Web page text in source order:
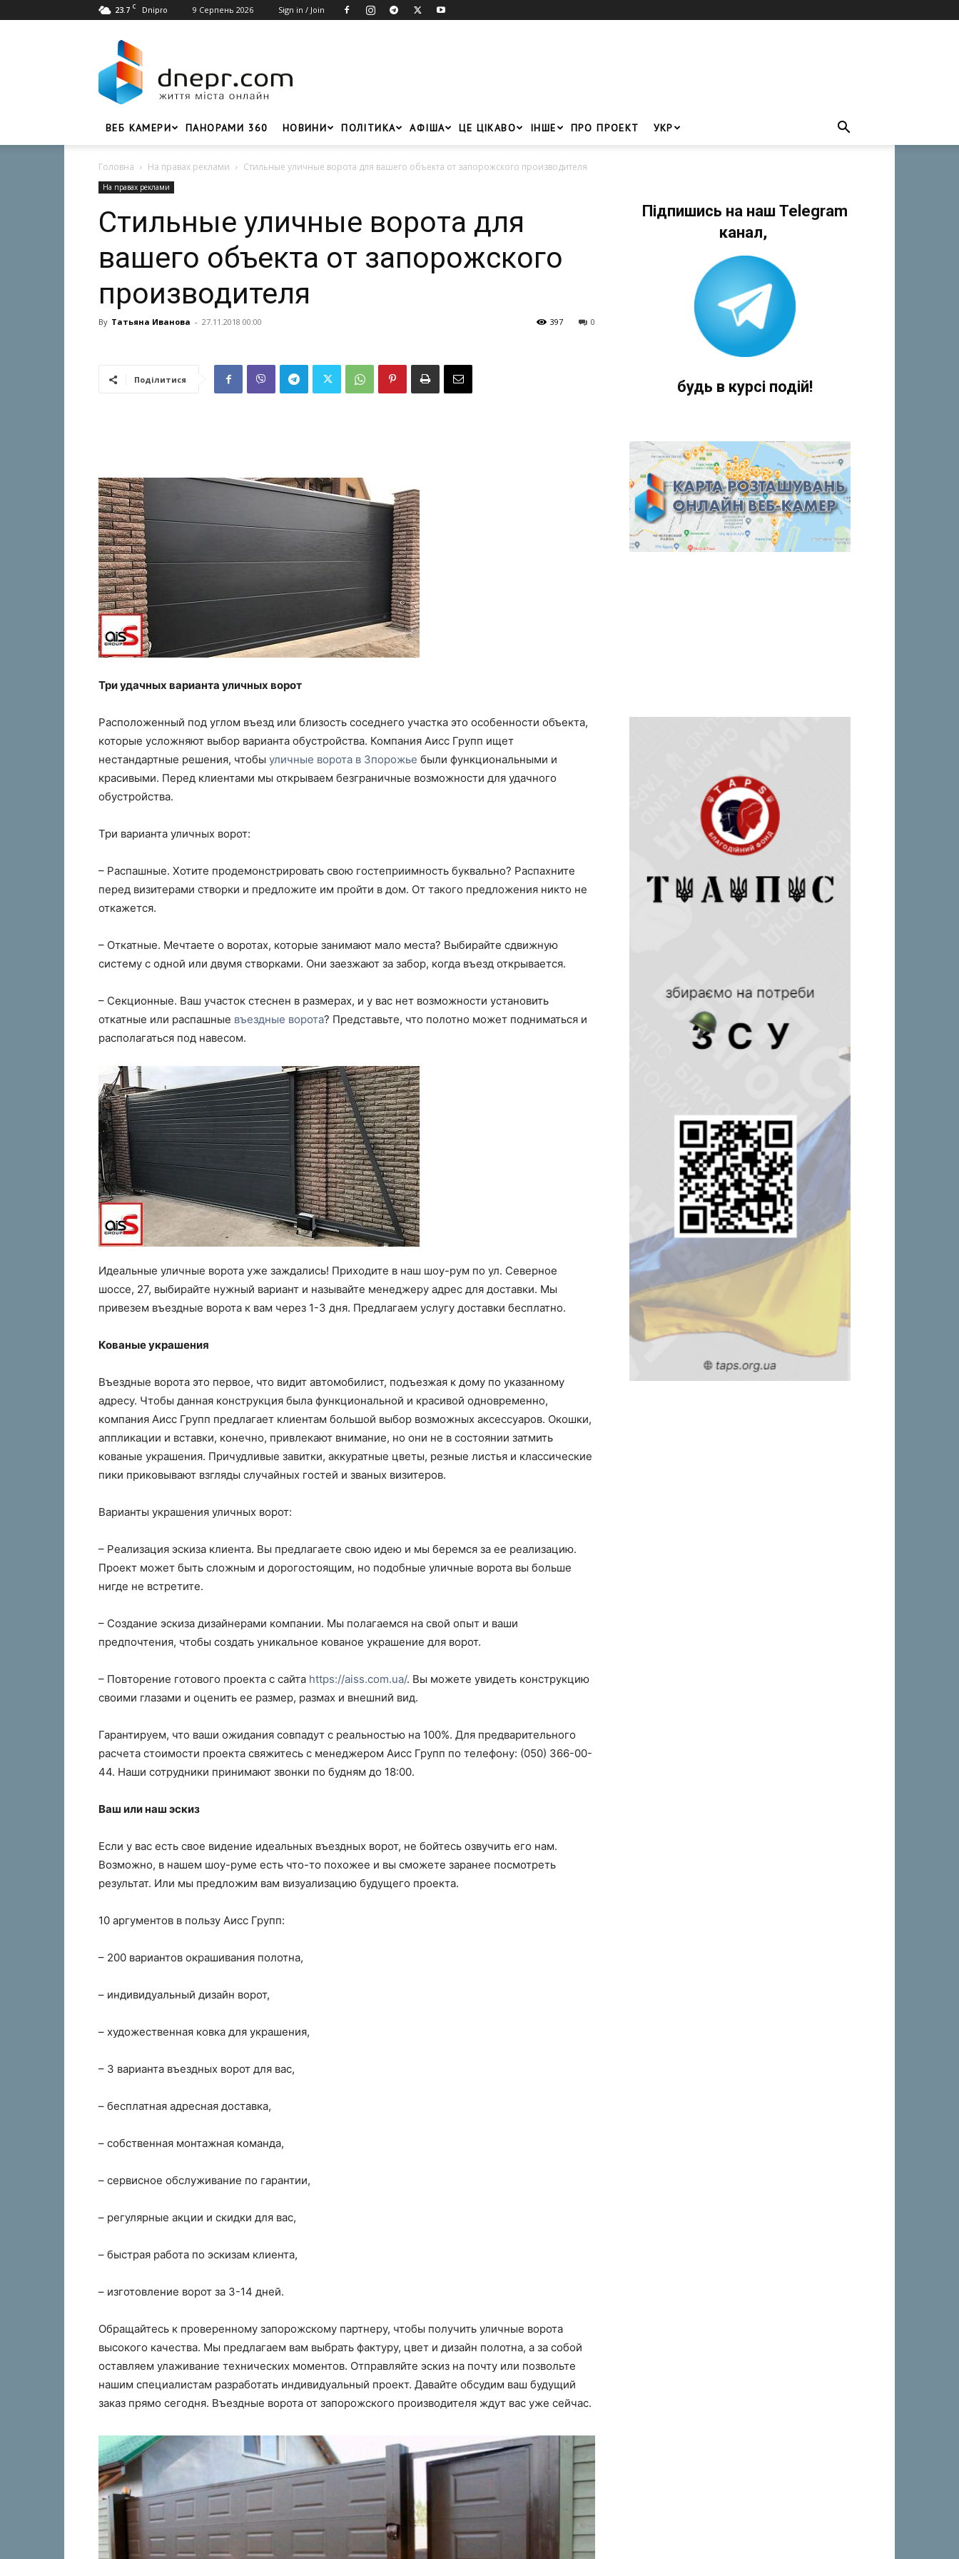
23.7 C Dnipro 9 Серпень 2026 Sign in / Join
Головний
портал
Дніпра
ВЕБ КАМЕРИ ПАНОРАМИ 360 НОВИНИ ПОЛІТИКА АФІША ЦЕ ЦІКАВО ІНШЕ ПРО ПРОЕКТ УКР
Головна На правах реклами Стильные уличные ворота для вашего объекта от запорожского производителя
На правах реклами
Стильные уличные ворота для
вашего объекта от запорожского
производителя
By Татьяна Иванова - 27.11.2018 00:00 0
397
Поділитися
Три удачных варианта уличных ворот
Расположенный под углом въезд или близость соседнего участка это особенности объекта,
которые усложняют выбор варианта обустройства. Компания Аисс Групп ищет
нестандартные решения, чтобы уличные ворота в Зпорожье были функциональными и
красивыми. Перед клиентами мы открываем безграничные возможности для удачного
обустройства.
Три варианта уличных ворот:
– Распашные. Хотите продемонстрировать свою гостеприимность буквально? Распахните
перед визитерами створки и предложите им пройти в дом. От такого предложения никто не
откажется.
– Откатные. Мечтаете о воротах, которые занимают мало места? Выбирайте сдвижную
систему с одной или двумя створками. Они заезжают за забор, когда въезд открывается.
– Секционные. Ваш участок стеснен в размерах, и у вас нет возможности установить
откатные или распашные въездные ворота? Представьте, что полотно может подниматься и
располагаться под навесом.
Идеальные уличные ворота уже заждались! Приходите в наш шоу-рум по ул. Северное
шоссе, 27, выбирайте нужный вариант и называйте менеджеру адрес для доставки. Мы
привезем въездные ворота к вам через 1-3 дня. Предлагаем услугу доставки бесплатно.
Кованые украшения
Въездные ворота это первое, что видит автомобилист, подъезжая к дому по указанному
адресу. Чтобы данная конструкция была функциональной и красивой одновременно,
компания Аисс Групп предлагает клиентам большой выбор возможных аксессуаров. Окошки,
аппликации и вставки, конечно, привлекают внимание, но они не в состоянии затмить
кованые украшения. Причудливые завитки, аккуратные цветы, резные листья и классические
пики приковывают взгляды случайных гостей и званых визитеров.
Варианты украшения уличных ворот:
– Реализация эскиза клиента. Вы предлагаете свою идею и мы беремся за ее реализацию.
Проект может быть сложным и дорогостоящим, но подобные уличные ворота вы больше
нигде не встретите.
– Создание эскиза дизайнерами компании. Мы полагаемся на свой опыт и ваши
предпочтения, чтобы создать уникальное кованое украшение для ворот.
– Повторение готового проекта с сайта https://aiss.com.ua/. Вы можете увидеть конструкцию
своими глазами и оценить ее размер, размах и внешний вид.
Гарантируем, что ваши ожидания совпадут с реальностью на 100%. Для предварительного
расчета стоимости проекта свяжитесь с менеджером Аисс Групп по телефону: (050) 366-00-
44. Наши сотрудники принимают звонки по будням до 18:00.
Ваш или наш эскиз
Если у вас есть свое видение идеальных въездных ворот, не бойтесь озвучить его нам.
Возможно, в нашем шоу-руме есть что-то похожее и вы сможете заранее посмотреть
результат. Или мы предложим вам визуализацию будущего проекта.
10 аргументов в пользу Аисс Групп:
– 200 вариантов окрашивания полотна,
– индивидуальный дизайн ворот,
– художественная ковка для украшения,
– 3 варианта въездных ворот для вас,
– бесплатная адресная доставка,
– собственная монтажная команда,
– сервисное обслуживание по гарантии,
– регулярные акции и скидки для вас,
– быстрая работа по эскизам клиента,
– изготовление ворот за 3-14 дней.
Обращайтесь к проверенному запорожскому партнеру, чтобы получить уличные ворота
высокого качества. Мы предлагаем вам выбрать фактуру, цвет и дизайн полотна, а за собой
оставляем улаживание технических моментов. Отправляйте эскиз на почту или позвольте
нашим специалистам разработать индивидуальный проект. Давайте обсудим ваш будущий
заказ прямо сегодня. Въездные ворота от запорожского производителя ждут вас уже сейчас.
Підпишись на наш Telegram
канал,
будь в курсі подій!